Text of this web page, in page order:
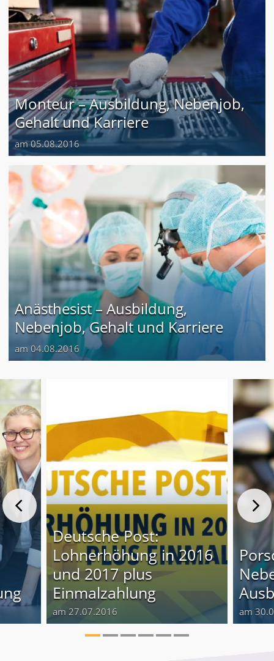
Monteur – Ausbildung, Nebenjob,
Gehalt und Karriere
am 05.08.2016
Anästhesist – Ausbildung,
Nebenjob, Gehalt und Karriere
am 04.08.2016
Deutsche Post:
Lohnerhöhung in 2016
und 2017 plus
Einmalzahlung
am 27.07.2016 am